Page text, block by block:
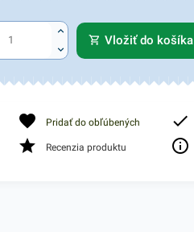
Vložiť do košíka
Pridať do obľúbených
Recenzia produktu